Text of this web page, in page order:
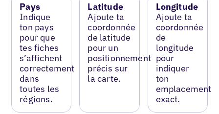
Pays
Indique
ton pays
pour que
tes fiches
s’affichent
correctement
dans
toutes les
régions.
Latitude
Ajoute ta
coordonnée
de latitude
pour un
positionnement
précis sur
la carte.
Longitude
Ajoute ta
coordonnée
de
longitude
pour
indiquer
ton
emplacement
exact.